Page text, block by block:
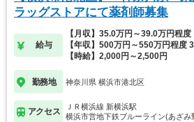
ラッグストアにて薬剤師募集
給与
【月収】35.0万円～39.0万円程
【年収】500万円～550万円程度
【時給】2,000円～2,500円
勤務地 神奈川県 横浜市港北区
アクセス
ＪＲ横浜線 新横浜駅
横浜市営地下鉄ブルーライン(あざ